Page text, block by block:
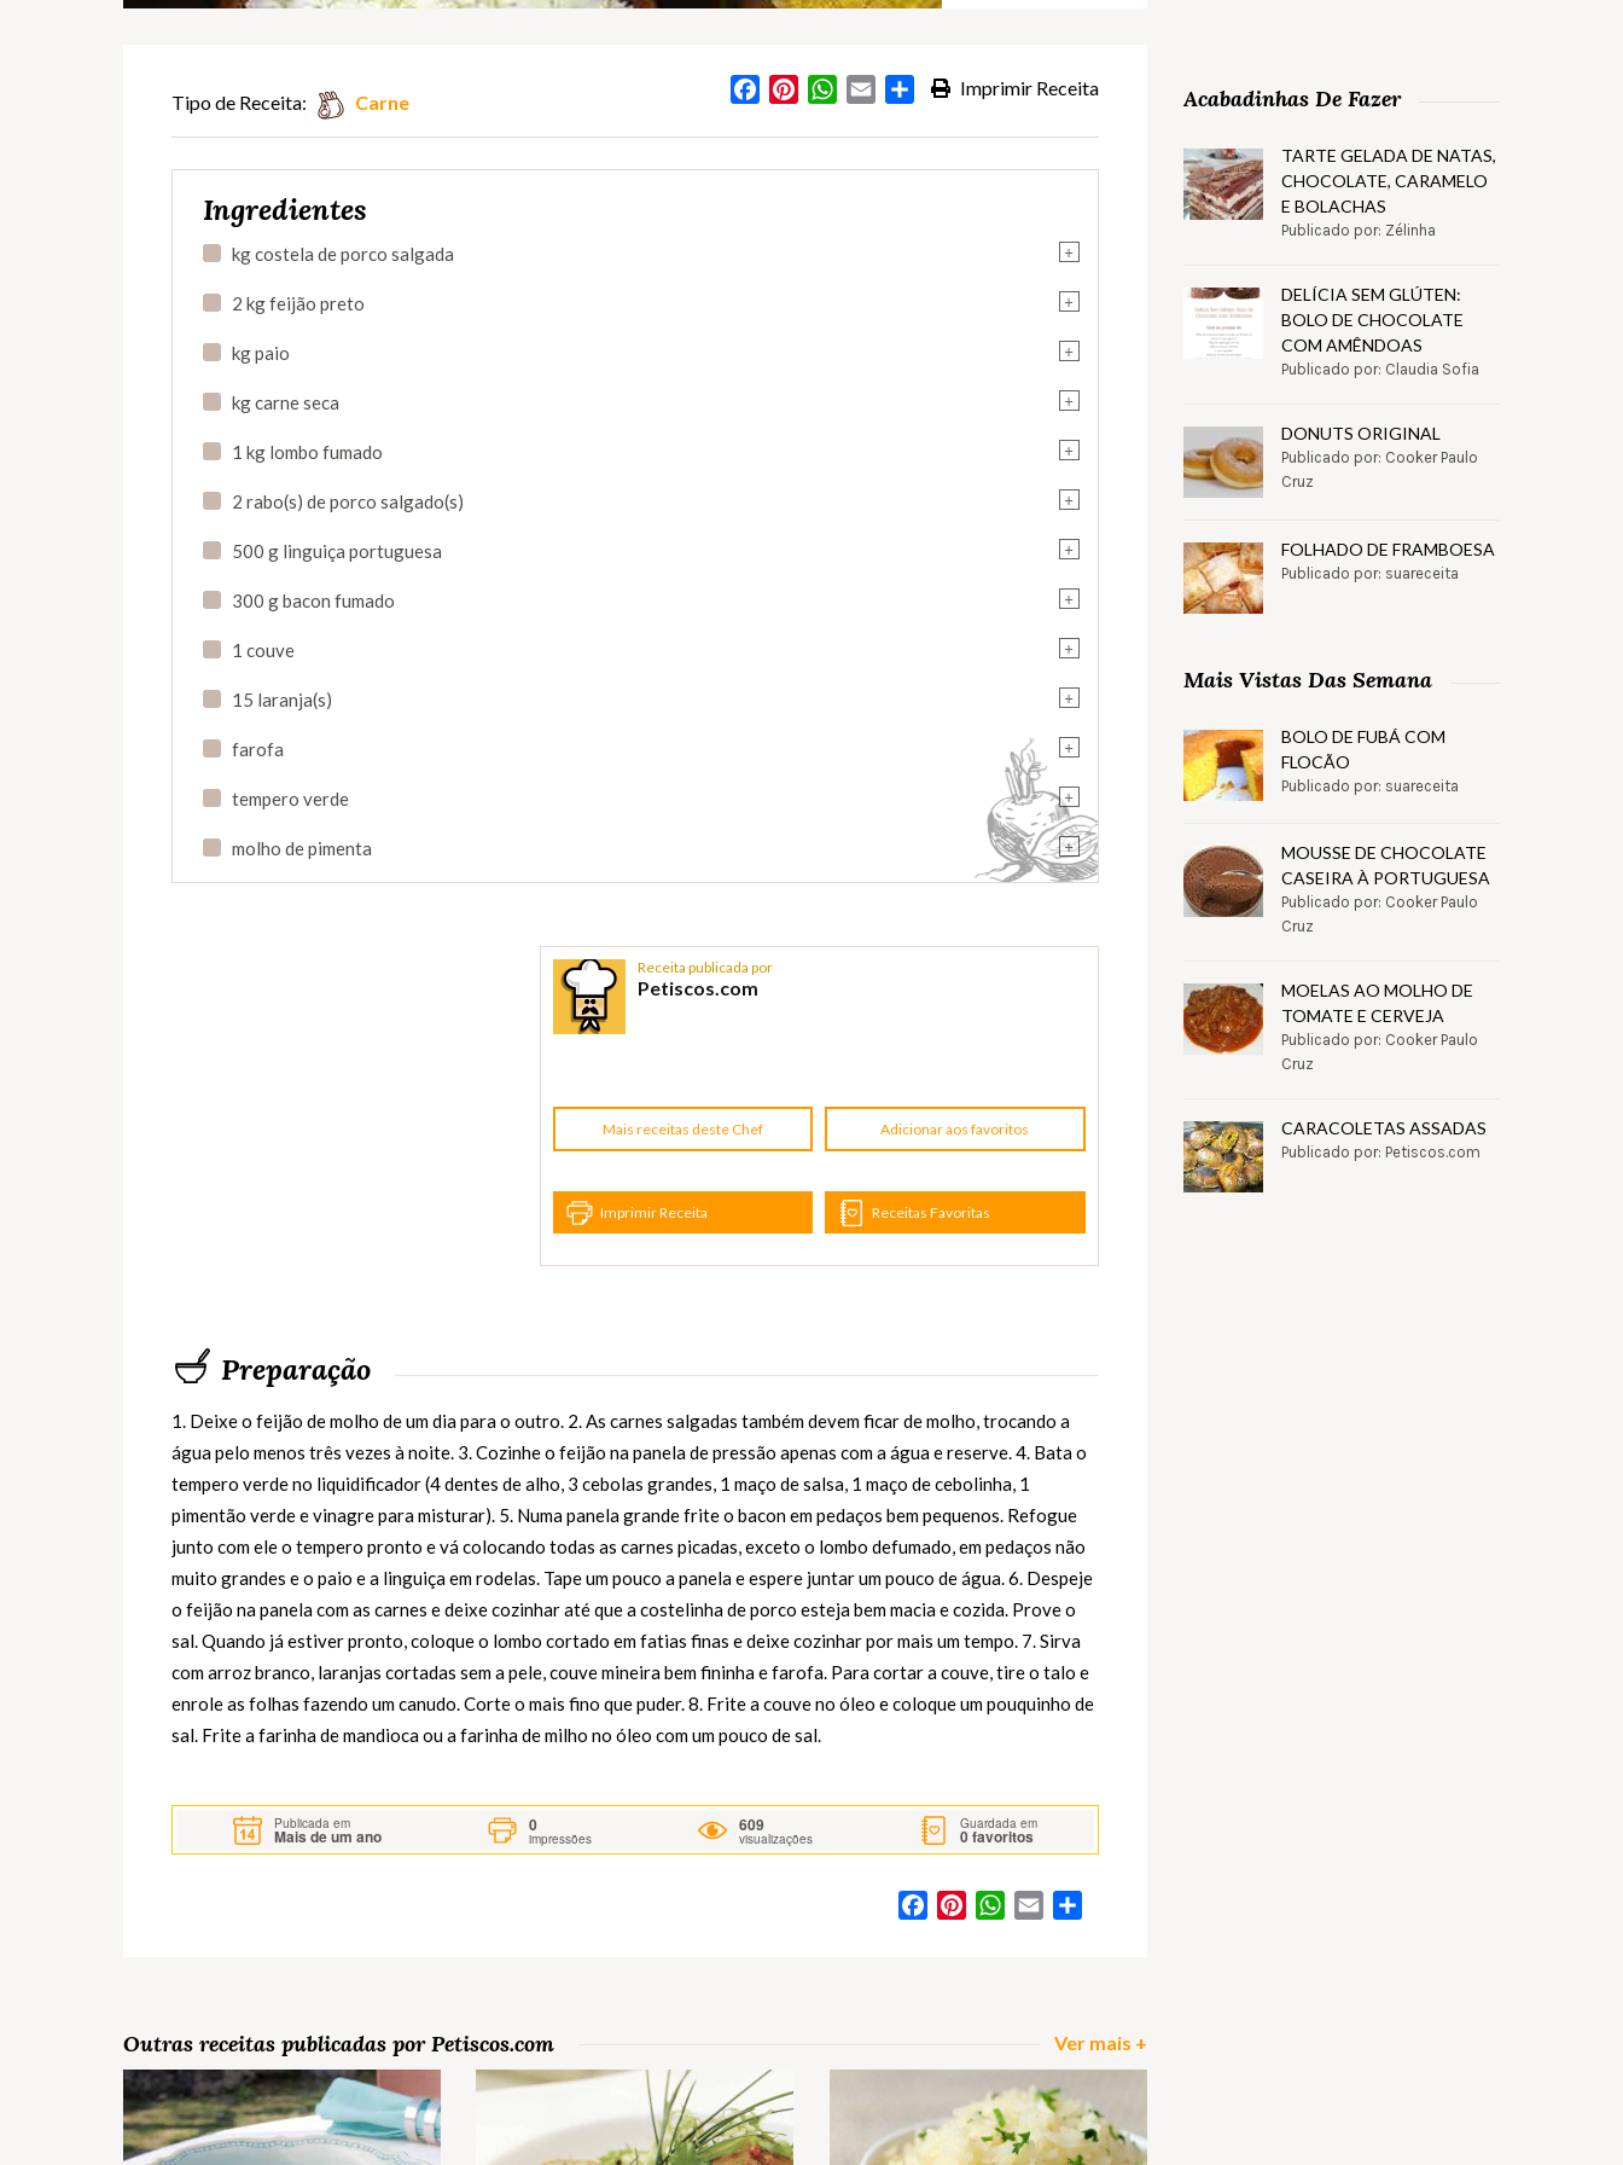
Imprimir Receita
FacebookPinterestWhatsApp
Email Partilhar
Tipo de Receita: Carne
Ingredientes
+
kg costela de porco salgada
+
2 kg feijão preto
+
kg paio
+
kg carne seca
+
1 kg lombo fumado
+
2 rabo(s) de porco salgado(s)
+
500 g linguiça portuguesa
+
300 g bacon fumado
+
1 couve
+
15 laranja(s)
+
farofa
+
tempero verde
+
molho de pimenta
Receita publicada por
Petiscos.com
Mais receitas deste Chef Adicionar aos favoritos
Imprimir Receita Receitas Favoritas
Preparação
1. Deixe o feijão de molho de um dia para o outro. 2. As carnes salgadas também devem ficar de molho, trocando a
água pelo menos três vezes à noite. 3. Cozinhe o feijão na panela de pressão apenas com a água e reserve. 4. Bata o
tempero verde no liquidificador (4 dentes de alho, 3 cebolas grandes, 1 maço de salsa, 1 maço de cebolinha, 1
pimentão verde e vinagre para misturar). 5. Numa panela grande frite o bacon em pedaços bem pequenos. Refogue
junto com ele o tempero pronto e vá colocando todas as carnes picadas, exceto o lombo defumado, em pedaços não
muito grandes e o paio e a linguiça em rodelas. Tape um pouco a panela e espere juntar um pouco de água. 6. Despeje
o feijão na panela com as carnes e deixe cozinhar até que a costelinha de porco esteja bem macia e cozida. Prove o
sal. Quando já estiver pronto, coloque o lombo cortado em fatias finas e deixe cozinhar por mais um tempo. 7. Sirva
com arroz branco, laranjas cortadas sem a pele, couve mineira bem fininha e farofa. Para cortar a couve, tire o talo e
enrole as folhas fazendo um canudo. Corte o mais fino que puder. 8. Frite a couve no óleo e coloque um pouquinho de
sal. Frite a farinha de mandioca ou a farinha de milho no óleo com um pouco de sal.
Publicada em
Mais de um ano
0
impressões
609
visualizações
Guardada em
0favoritos
FacebookPinterestWhatsApp
Email
Outras receitas publicadas por Petiscos.com Ver mais +
Acabadinhas De Fazer
TARTE GELADA DE NATAS,
CHOCOLATE, CARAMELO
E BOLACHAS
Publicado por: Zélinha
DELÍCIA SEM GLÚTEN:
BOLO DE CHOCOLATE
COM AMÊNDOAS
Publicado por: Claudia Sofia
DONUTS ORIGINAL
Publicado por: Cooker Paulo
Cruz
FOLHADO DE FRAMBOESA
Publicado por: suareceita
Mais Vistas Das Semana
BOLO DE FUBÁ COM
FLOCÃO
Publicado por: suareceita
MOUSSE DE CHOCOLATE
CASEIRA À PORTUGUESA
Publicado por: Cooker Paulo
Cruz
MOELAS AO MOLHO DE
TOMATE E CERVEJA
Publicado por: Cooker Paulo
Cruz
CARACOLETAS ASSADAS
Publicado por: Petiscos.com